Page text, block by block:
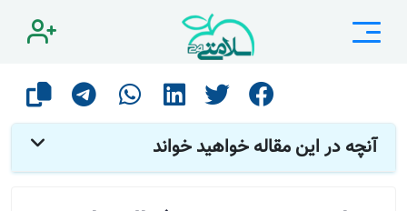
صفحه اصلی
مشاوره
آنچه در این مقاله خواهید خواند